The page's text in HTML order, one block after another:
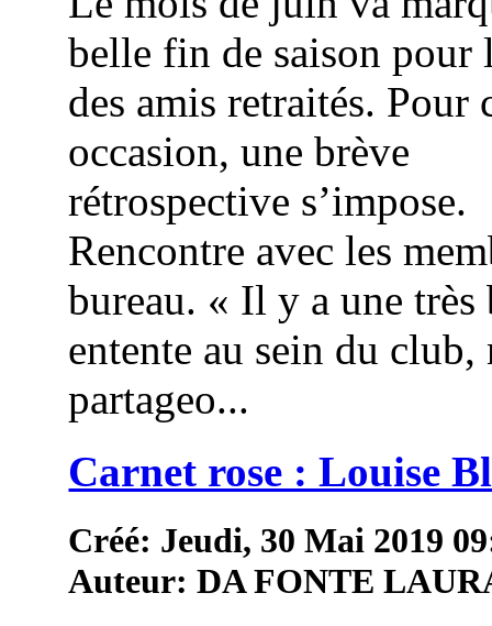
belle fin de saison pour
des amis retraités. Pour
occasion, une brève
rétrospective s’impose.
Rencontre avec les
bureau. « Il y a une très
entente au sein du club,
partageo...
Carnet rose : Louise
Créé: Jeudi, 30 Mai 2019
Auteur: DA FONTE